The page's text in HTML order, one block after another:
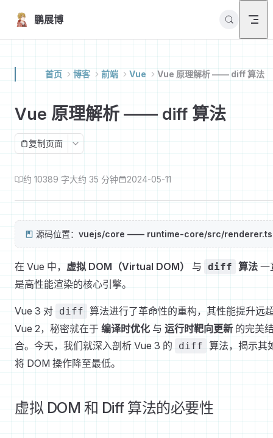
Skip to content
鹏展博
首页 博客 前端 Vue Vue 原理解析 —— diff 算法
Vue 原理解析 —— diff 算法
复制页面
约 10389 字大约 35 分钟 2024-05-11
源码位置： vuejs/core —— runtime-core/src/renderer.ts
在 Vue 中， 虚拟 DOM（Virtual DOM） 与 diff 算法 一
是高性能渲染的核心引擎。
Vue 3 对 diff 算法进行了革命性的重构，其性能提升远
Vue 2，秘密就在于 编译时优化 与 运行时靶向更新 的完美
合。今天，我们就深入剖析 Vue 3 的
diff 算法，揭示其
将 DOM 操作降至最低。
虚拟 DOM 和 Diff 算法的必要性